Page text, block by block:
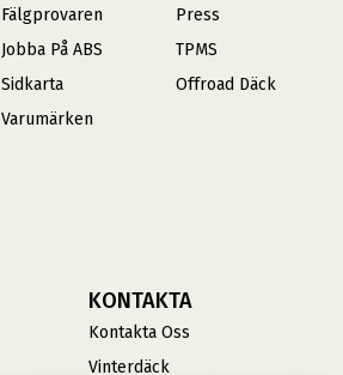
Fälgprovaren
Jobba På ABS
Sidkarta
Varumärken
Press
TPMS
Offroad Däck
KONTAKTA
Kontakta Oss
Vinterdäck